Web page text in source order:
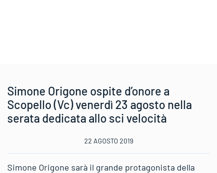
Simone Origone ospite d’onore a
Scopello (Vc) venerdì 23 agosto nella
serata dedicata allo sci velocità
22 AGOSTO 2019
Simone Origone sarà il grande protagonista della